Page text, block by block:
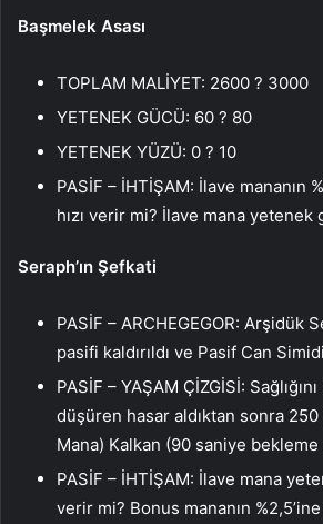
Başmelek Asası
TOPLAM MALİYET: 2600 ? 3000
YETENEK GÜCÜ: 60 ? 80
YETENEK YÜZÜ: 0 ? 10
PASİF – İHTİŞAM: İlave mananın
hızı verir mi? İlave mana yetenek
Seraph’ın Şefkati
PASİF – ARCHEGEGOR: Arşidük
pasifi kaldırıldı ve Pasif Can
PASİF – YAŞAM ÇİZGİSİ:
düşüren hasar aldıktan sonra
Mana) Kalkan (90 saniye
PASİF – İHTİŞAM: İlave mana
verir mi? Bonus mananın